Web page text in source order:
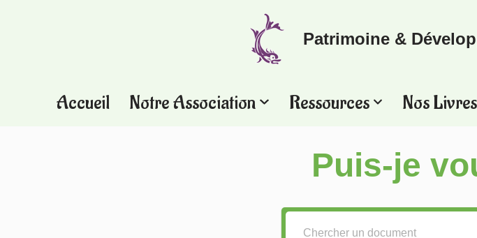
Patrimoine &
Accueil Notre Association Ressources Nos
Puis-je